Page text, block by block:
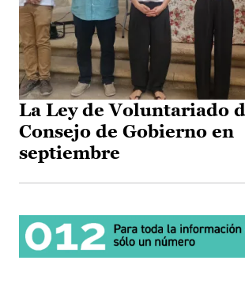
La Ley de Voluntariado
Consejo de Gobierno en
septiembre